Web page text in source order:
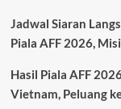
Jadwal Siaran
Piala AFF 2026,
Hasil Piala AFF
Vietnam, Peluang